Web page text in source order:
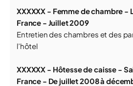
XXXXXX - Femme de chambre -
France - Juillet 2009
Entretien des chambres et des
l’hôtel
XXXXXX - Hôtesse de caisse -
France - De juillet 2008 à